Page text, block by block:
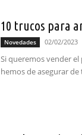
10 trucos para
Novedades 02/02/2023
Si queremos vender
hemos de asegurar